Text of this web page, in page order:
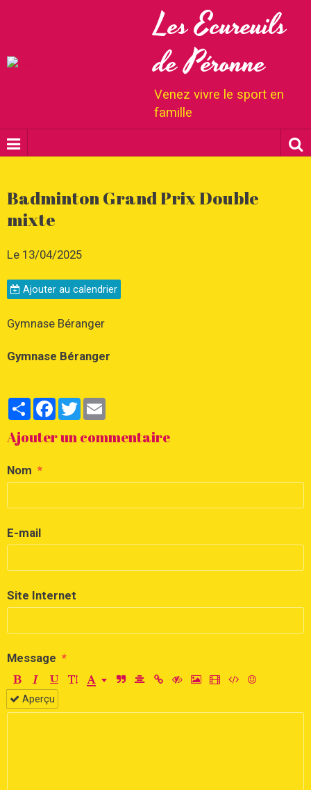
Les Ecureuils
de Péronne
Venez vivre le sport en
famille
Badminton Grand Prix Double
mixte
Le 13/04/2025
Ajouter au calendrier
Gymnase Béranger
Gymnase Béranger
PartagerFacebook
Twitter
Ajouter un commentaire
Nom
E-mail
Site Internet
Message
Aperçu